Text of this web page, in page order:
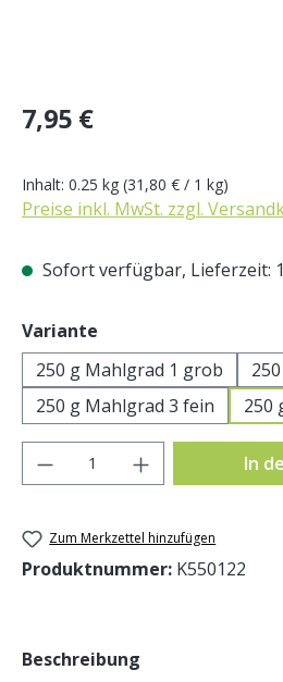
Regulärer Preis:
7,95 €
Inhalt: 0.25 kg (31,80 € / 1 kg)
Preise inkl. MwSt. zzgl.
Sofort verfügbar, Lieferzeit:
Variante
250 g Mahlgrad 1 grob
250 g Mahlgrad 3 fein
250
Produkt Anzahl: Gib
In
Zum Merkzettel hinzufügen
Produktnummer: K550122
Beschreibung